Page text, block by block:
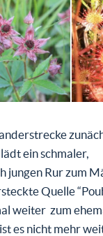
ein schmaler,
jungen Rur zum
Quelle
weiter zum
es nicht mehr